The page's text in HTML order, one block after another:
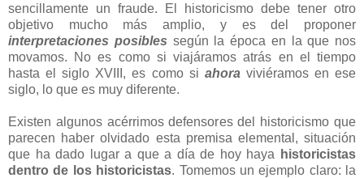
sencillamente un fraude. El historicismo debe tener otro
objetivo mucho más amplio, y es del proponer
interpretaciones posibles según la época en la que nos
movamos. No es como si viajáramos atrás en el tiempo
hasta el siglo XVIII, es como si ahora viviéramos en ese
siglo, lo que es muy diferente.
Existen algunos acérrimos defensores del historicismo que
parecen haber olvidado esta premisa elemental, situación
que ha dado lugar a que a día de hoy haya
historicistas
dentro de los historicistas. Tomemos un ejemplo claro: la